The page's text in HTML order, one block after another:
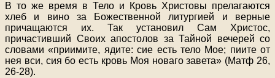
В то же время в Тело и Кровь Христовы прелагаются
хлеб и вино за Божественной литургией и верные
причащаются их. Так установил Сам Христос,
причастивший Своих апостолов за Тайной вечерей со
словами «приимите, ядите: сие есть тело Мое; пиите от
нея вси, сия бо есть кровь Моя новаго завета» (Матф 26,
26-28).